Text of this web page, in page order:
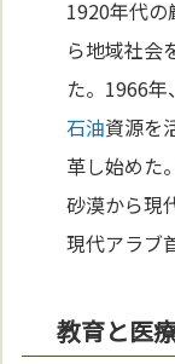
1920年代
ら地域社会
た。1966
石油資源を
革し始めた
砂漠から現
現代アラブ
教育と医